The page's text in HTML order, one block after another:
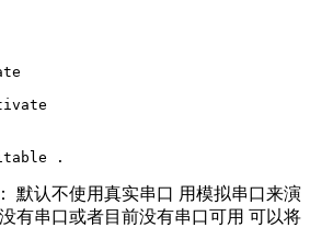
默认不使用真实串口 用模拟串口来演
有串口或者目前没有串口可用 可以将